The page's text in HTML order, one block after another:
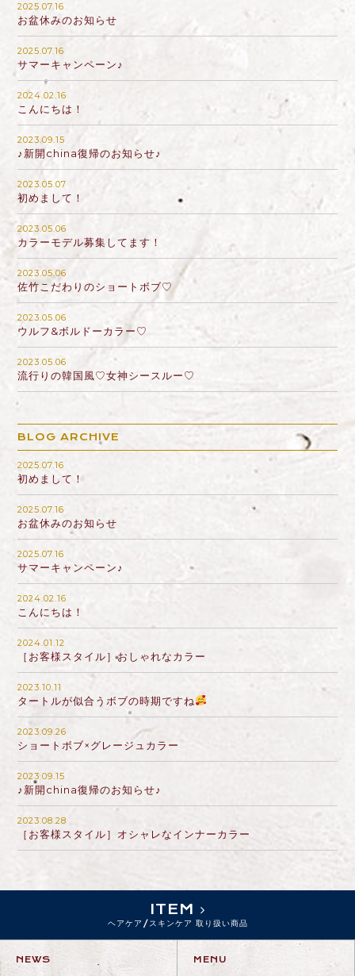
2025.07.16
お盆休みのお知らせ
2025.07.16
サマーキャンペーン♪
2024.02.16
こんにちは！
2023.09.15
♪新開china復帰のお知らせ♪
2023.05.07
初めまして！
2023.05.06
カラーモデル募集してます！
2023.05.06
佐竹こだわりのショートボブ♡
2023.05.06
ウルフ&ボルドーカラー♡
2023.05.06
流行りの韓国風♡女神シースルー♡
BLOG ARCHIVE
2025.07.16
初めまして！
2025.07.16
お盆休みのお知らせ
2025.07.16
サマーキャンペーン♪
2024.02.16
こんにちは！
2024.01.12
［お客様スタイル］おしゃれなカラー
2023.10.11
タートルが似合うボブの時期ですね
2023.09.26
ショートボブ×グレージュカラー
2023.09.15
♪新開china復帰のお知らせ♪
2023.08.28
［お客様スタイル］オシャレなインナーカラー
ITEM
ヘアケア/スキンケア 取り扱い商品
NEWS MENU